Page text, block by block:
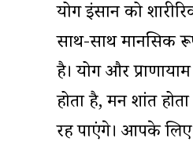
योग इंसान को
साथ-साथ मानसिक
है। योग और
होता है, मन शांत
रह पाएंगे। आपके लिए